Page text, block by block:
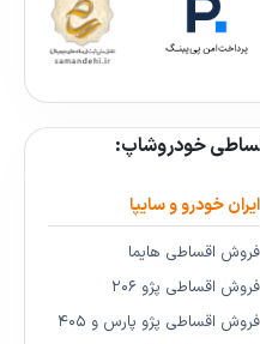
خودروشاپ:
ایران خودرو و سایپا
فروش اقساطی هایما
فروش اقساطی پژو ۲۰۶
فروش اقساطی پژو پارس و ۴۰۵